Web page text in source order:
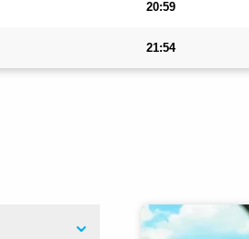
20:59
21:54